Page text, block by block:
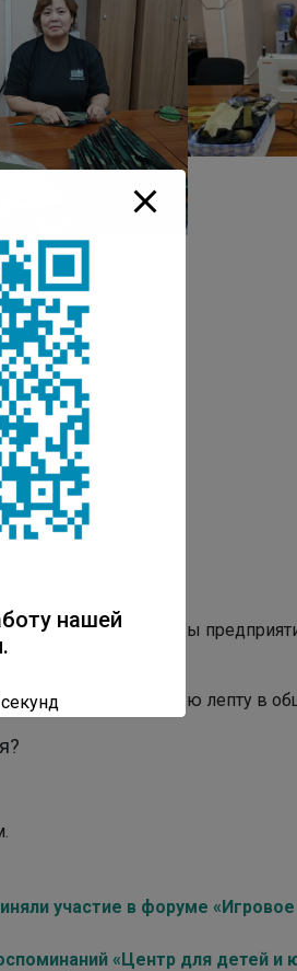
трудовые коллективы
к
свою посильную лепту в
участие в форуме
«Центр для детей
нашей
секунд